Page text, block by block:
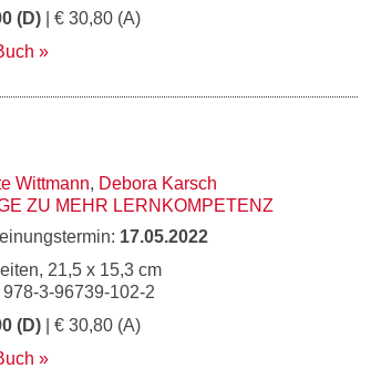
(D) | € 30,80 (A)
Wittmann, Debora Karsch
ZU MEHR LERNKOMPETENZ
17.05.2022
21,5 x 15,3 cm
978-3-96739-102-2
(D) | € 30,80 (A)